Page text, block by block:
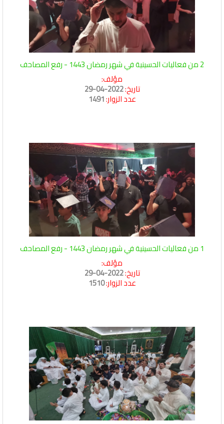
2 من فعاليات الحسينية في شهر رمضان 1443 - رفع المصاحف
مؤلف:
تاريخ:2022-04-29
عدد الزوار:1491
1 من فعاليات الحسينية في شهر رمضان 1443 - رفع المصاحف
مؤلف:
تاريخ:2022-04-29
عدد الزوار:1510